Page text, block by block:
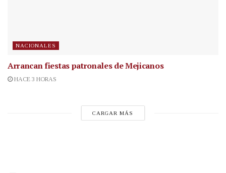
NACIONALES
Arrancan fiestas patronales de Mejicanos
HACE 3 HORAS
CARGAR MÁS